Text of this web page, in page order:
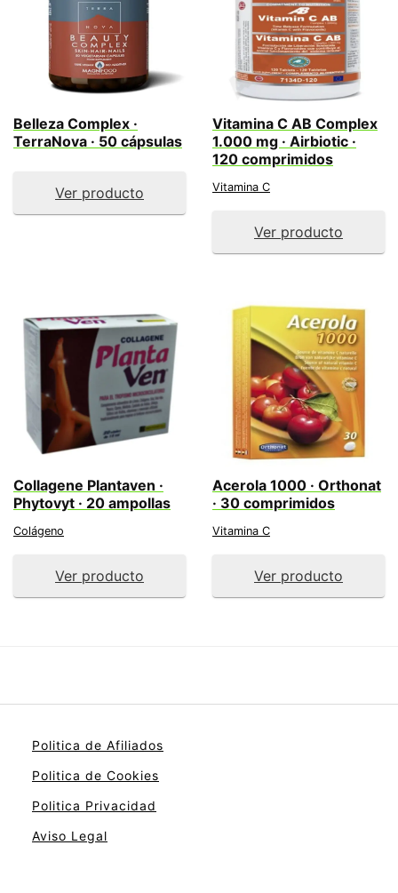
Belleza Complex ·
TerraNova · 50 cápsulas
Ver producto
Vitamina C AB Complex
1.000 mg · Airbiotic ·
120 comprimidos
Vitamina C
Ver producto
Collagene Plantaven ·
Phytovyt · 20 ampollas
Colágeno
Ver producto
Acerola 1000 · Orthonat
· 30 comprimidos
Vitamina C
Ver producto
Politica de Afiliados
Politica de Cookies
Politica Privacidad
Aviso Legal